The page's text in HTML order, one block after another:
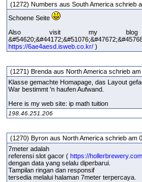
(1272) Numbers aus South America schrieb
Schoene Seite
Also visit my
https://6ae4aesd.isweb.co.kr/ )
(1271) Brenda aus North America schrieb am
Klasse gemachte Homapage, das Layout
War bestimmt 'n haufen Aufwand.
Here is my web site: ip math tuition
198.46.251.206
(1270) Byron aus North America schrieb am
7meter adalah
referensi slot gacor ( https://
dengan data yang selalu diperbarui.
Tampilan ringan dan responsif
tersedia melalui halaman 7meter terpercaya.